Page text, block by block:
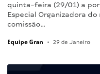
quinta-feira (29/01) a
Especial Organizadora
comissão…
Equipe Gran • 29 de Janeiro